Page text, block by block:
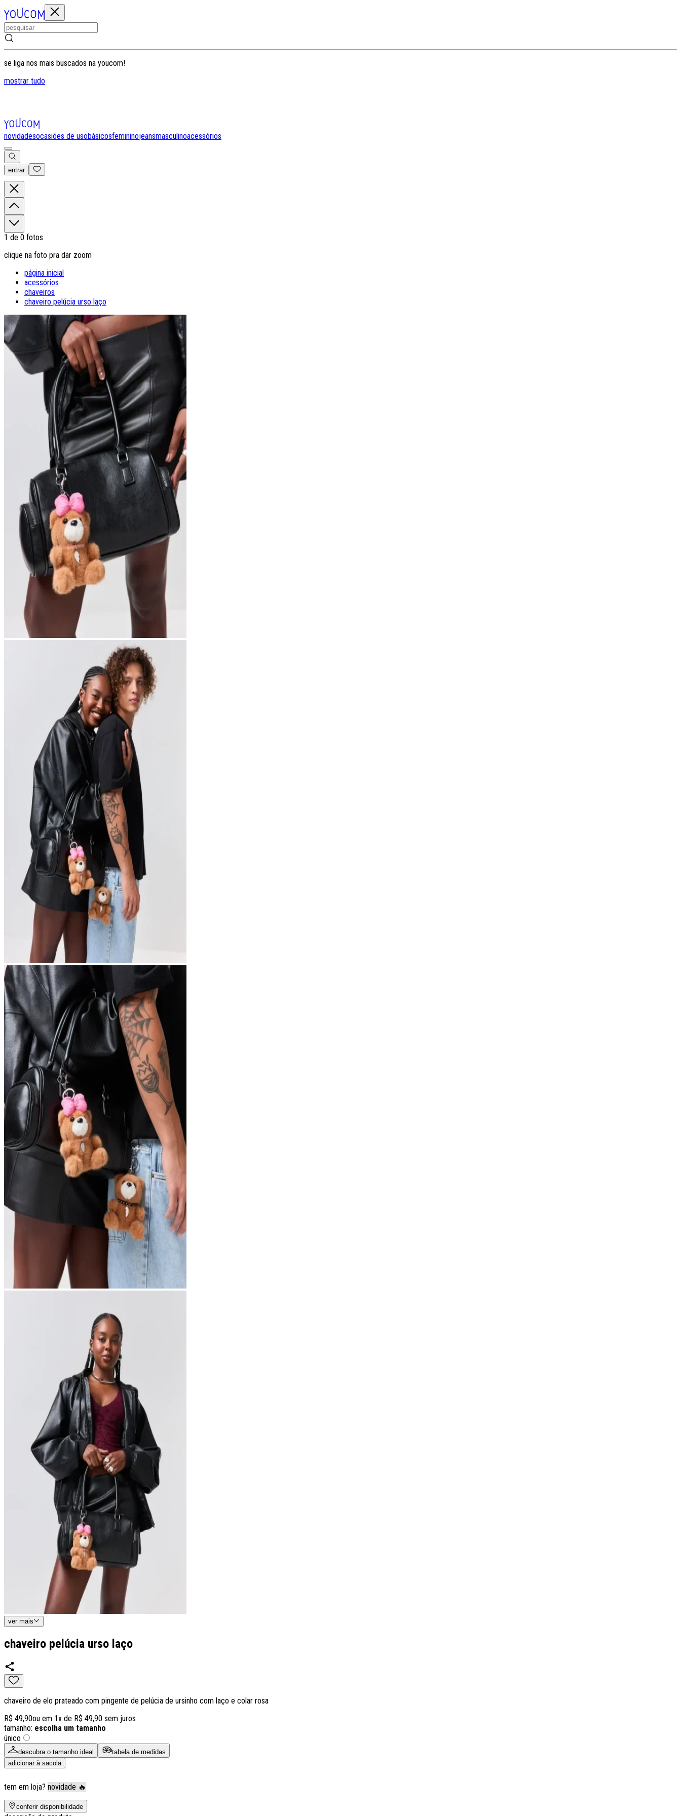
se liga nos mais buscados na youcom!
mostrar tudo
novidadesocasiões de usobásicosfemininojeansmasculinoacessórios
entrar
1 de 0 fotos
clique na foto pra dar zoom
página inicial
acessórios
chaveiros
chaveiro pelúcia urso laço
ver mais
chaveiro pelúcia urso laço
chaveiro de elo prateado com pingente de pelúcia de ursinho com laço e colar rosa
R$ 49,90ou em 1x de R$ 49,90 sem juros
tamanho: escolha um tamanho
único
descubra o tamanho ideal
tabela de medidas
adicionar à sacola
tem em loja? novidade 🔥
conferir disponibilidade